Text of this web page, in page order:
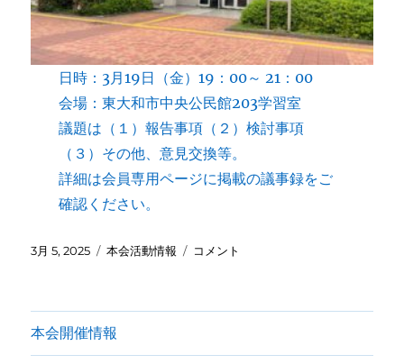
た。
に
日時：3月19日（金）19：00～ 21：00
会場：東大和市中央公民館203学習室
議題は（１）報告事項（２）検討事項
（３）その他、意見交換等。
詳細は会員専用ページに掲載の議事録をご
確認ください。
投
3月 5, 2025
カ
ー
本会活動情報
第
コメント
本会開催情報